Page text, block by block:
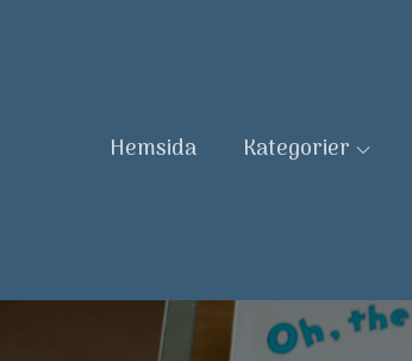
Hemsida Kategorier